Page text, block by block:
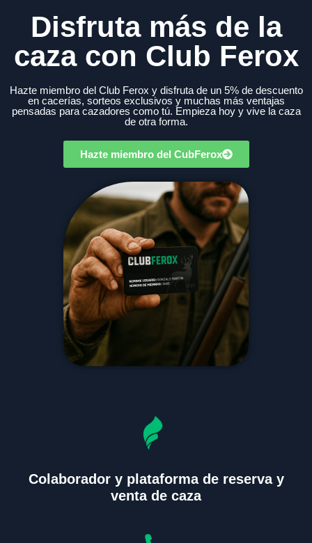
Disfruta más de la
caza con Club Ferox
Hazte miembro del Club Ferox y disfruta de un 5% de descuento
en cacerías, sorteos exclusivos y muchas más ventajas
pensadas para cazadores como tú. Empieza hoy y vive la caza
de otra forma.
Hazte miembro del CubFerox
Colaborador y plataforma de reserva y
venta de caza